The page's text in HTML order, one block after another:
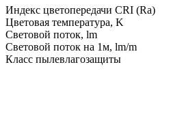
Индекс цветопередачи CRI (Ra)
Цветовая температура, K
Световой поток, lm
Световой поток на 1м, lm/m
Класс пылевлагозащиты